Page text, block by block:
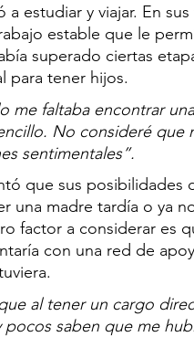
a estudiar y viajar. En
estable que le
superado ciertas
para tener hijos.
me faltaba encontrar
No consideré
sentimentales”.
que sus posibilidades
una madre tardía o ya
factor a considerar es
con una red de
al tener un cargo
saben que me